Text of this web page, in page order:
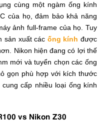
cùng một ngàm ống kính
của họ, đảm bảo khả năng
ảnh full-frame của họ. Tuy
sản xuất các ống kính được
Nikon hiện đang có lợi thế
mới và tuyển chọn các ống
gọn phù hợp với kích thước
cấp nhiều loại ống kính
vs Nikon Z30